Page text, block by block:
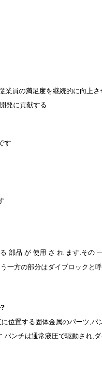
業員の満足度を継続的に向上さ
発に貢献する.
す
部品 が 使用 さ れ ます.その
一方の部分はダイブロックと
位置する固体金属のパーツ,
ンチは通常液圧で駆動され,